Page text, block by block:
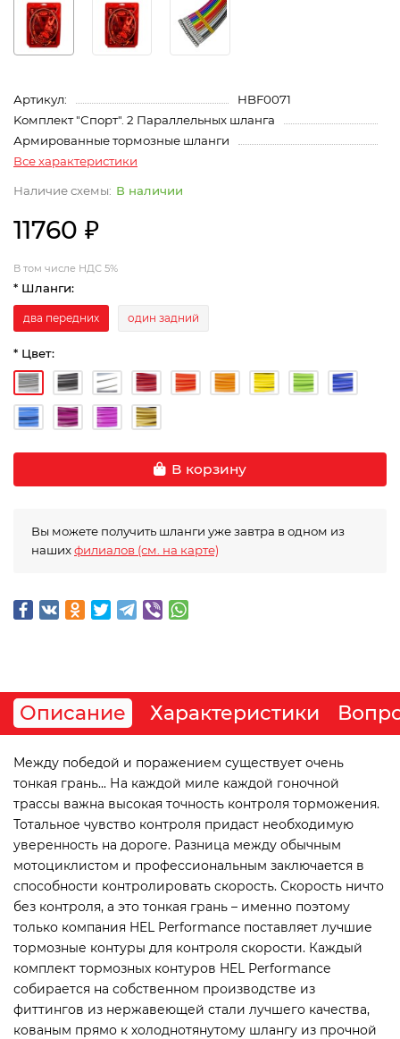
Артикул:
HBF0071
Kомплект "Спорт". 2 Параллельных шланга
Армированные тормозные шланги
Все характеристики
В наличии
11760 ₽
В том числе НДС 5%
* Шланги:
два передних один задний
* Цвет:
В корзину
Вы можете получить шланги уже завтра в одном из
нашихфилиалов (см. на карте)
Описание Характеристики
Между победой и поражением существует очень
тонкая грань... На каждой миле каждой гоночной
трассы важна высокая точность контроля торможения.
Тотальное чувство контроля придаст необходимую
уверенность на дороге. Разница между обычным
мотоциклистом и профессиональным заключается в
способности контролировать скорость. Скорость ничто
без контроля, а это тонкая грань – именно поэтому
только компания HEL Performance поставляет лучшие
тормозные контуры для контроля скорости. Каждый
комплект тормозных контуров HEL Performance
собирается на собственном производстве из
фиттингов из нержавеющей стали лучшего качества,
кованым прямо к холоднотянутому шлангу из прочной